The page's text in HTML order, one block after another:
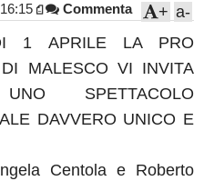
Commenta a-
+
1 APRILE LA PRO
MALESCO VI INVITA
SPETTACOLO
DAVVERO UNICO E
Centola e Roberto